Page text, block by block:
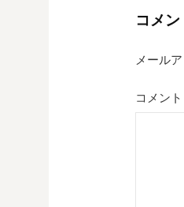
ビ
ゲ
ー
コメ
メール
コメント